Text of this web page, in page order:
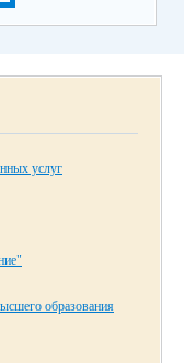
услуг
образования